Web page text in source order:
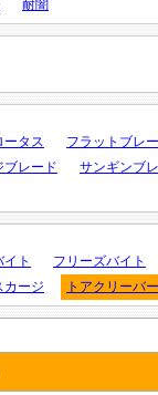
耐闇
ータス
フラットブレ
ブレード
サンギンブ
ト
フリーズバイト
カージ トアクリーバー